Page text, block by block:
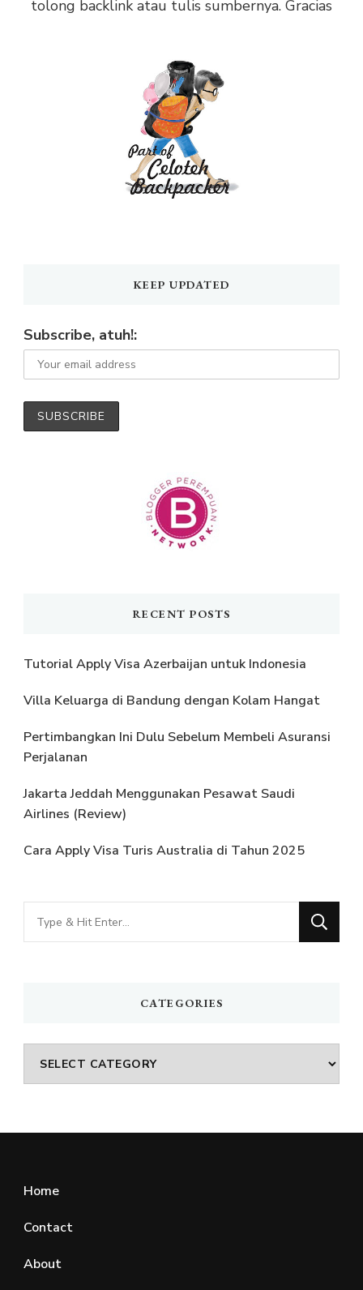
tolong backlink atau tulis sumbernya. Gracias
KEEP UPDATED
Subscribe, atuh!:
RECENT POSTS
Tutorial Apply Visa Azerbaijan untuk Indonesia
Villa Keluarga di Bandung dengan Kolam Hangat
Pertimbangkan Ini Dulu Sebelum Membeli Asuransi
Perjalanan
Jakarta Jeddah Menggunakan Pesawat Saudi
Airlines (Review)
Cara Apply Visa Turis Australia di Tahun 2025
Looking
for
CATEGORIES
Categories
Home
Contact
About